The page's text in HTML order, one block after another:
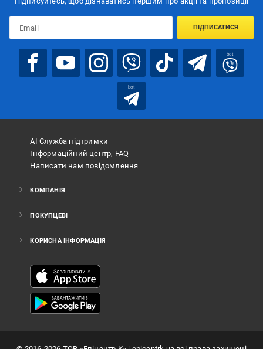
ПІДПИСАТИСЯ
bot
bot
АІ Служба підтримки
Інформаційний центр, FAQ
Написати нам повідомлення
КОМПАНІЯ
ПОКУПЦЕВІ
КОРИСНА ІНФОРМАЦІЯ